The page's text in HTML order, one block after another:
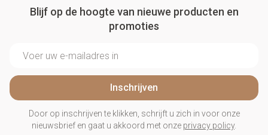
Blijf op de hoogte van nieuwe producten en
promoties
Inschrijven
Door op inschrijven te klikken, schrijft u zich in voor onze
nieuwsbrief en gaat u akkoord met onze privacy policy.